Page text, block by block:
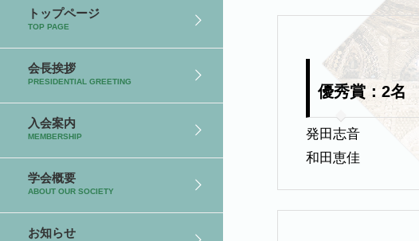
トップページ
TOP PAGE
会長挨拶
PRESIDENTIAL GREETING
入会案内
MEMBERSHIP
学会概要
ABOUT OUR SOCIETY
お知らせ
優秀賞：2名
発田志音
和田恵佳